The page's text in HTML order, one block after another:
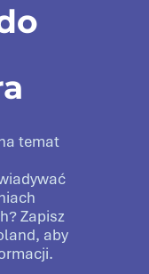
temat
Zapisz
aby